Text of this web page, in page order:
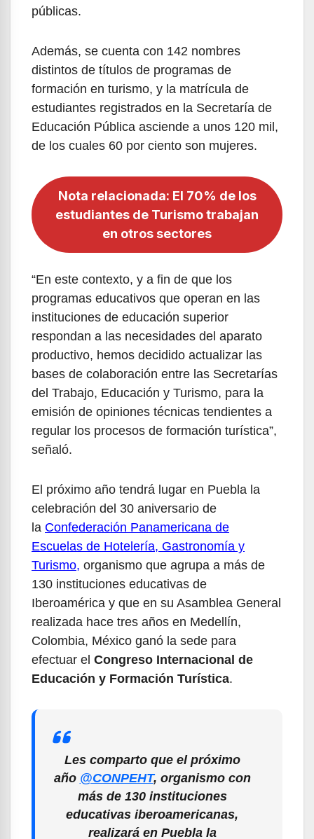
públicas.
Además, se cuenta con 142 nombres
distintos de títulos de programas de
formación en turismo, y la matrícula de
estudiantes registrados en la Secretaría de
Educación Pública asciende a unos 120 mil,
de los cuales 60 por ciento son mujeres.
Nota relacionada: El 70% de los
estudiantes de Turismo trabajan
en otros sectores
“En este contexto, y a fin de que los
programas educativos que operan en las
instituciones de educación superior
respondan a las necesidades del aparato
productivo, hemos decidido actualizar las
bases de colaboración entre las Secretarías
del Trabajo, Educación y Turismo, para la
emisión de opiniones técnicas tendientes a
regular los procesos de formación turística”,
señaló.
El próximo año tendrá lugar en Puebla la
celebración del 30 aniversario de
la Confederación Panamericana de
Escuelas de Hotelería, Gastronomía y
Turismo, organismo que agrupa a más de
130 instituciones educativas de
Iberoamérica y que en su Asamblea General
realizada hace tres años en Medellín,
Colombia, México ganó la sede para
efectuar el Congreso Internacional de
Educación y Formación Turística.
Les comparto que el próximo
año @CONPEHT, organismo con
más de 130 instituciones
educativas iberoamericanas,
realizará en Puebla la